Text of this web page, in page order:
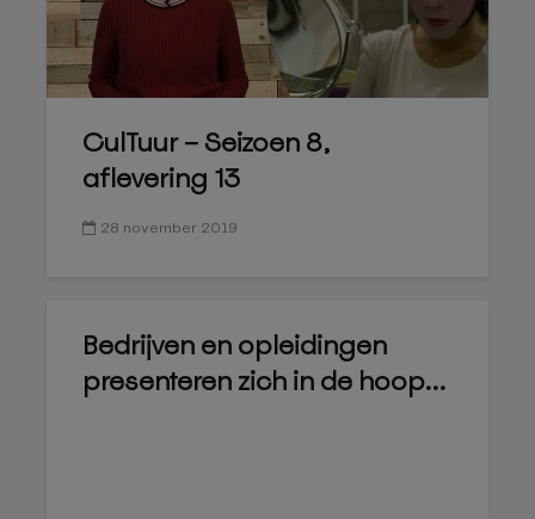
CulTuur – Seizoen 8,
aflevering 13
28 november 2019
Bedrijven en opleidingen
presenteren zich in de hoop...